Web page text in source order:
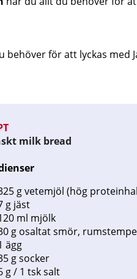
behöver för att lyckas med
milk bread
g vetemjöl (hög
g jäst
ml mjölk
g osaltat smör,
ägg
g socker
g / 1 tsk salt